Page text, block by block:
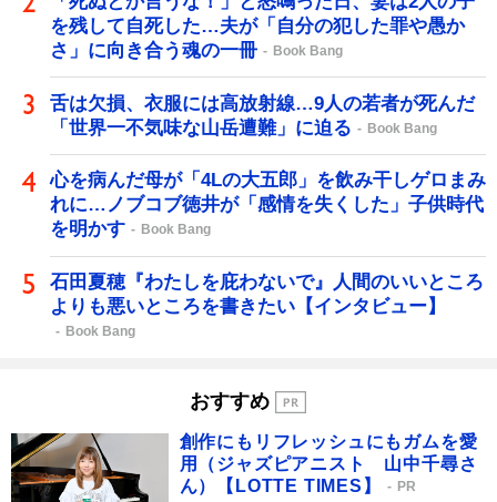
を残して自死した…夫が「自分の犯した罪や愚か
さ」に向き合う魂の一冊
Book Bang
舌は欠損、衣服には高放射線…9人の若者が死んだ
「世界一不気味な山岳遭難」に迫る
Book Bang
心を病んだ母が「4Lの大五郎」を飲み干しゲロまみ
れに…ノブコブ徳井が「感情を失くした」子供時代
を明かす
Book Bang
石田夏穂『わたしを庇わないで』人間のいいところ
よりも悪いところを書きたい【インタビュー】
Book Bang
おすすめ
創作にもリフレッシュにもガムを愛
用（ジャズピアニスト 山中千尋さ
ん）【LOTTE TIMES】
PR